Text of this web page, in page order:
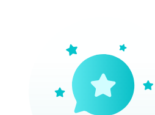
Способ применения